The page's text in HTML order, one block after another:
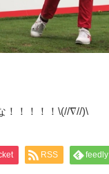
！！！！！\(//∇//)\
RSS feedly